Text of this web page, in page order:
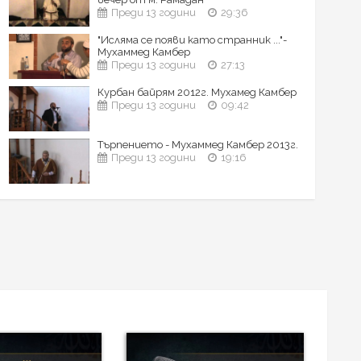
Преди 13 години
29:36
"Исляма се появи като странник ..."-
Мухаммед Камбер
Преди 13 години
27:13
Курбан байрям 2012г. Мухамед Камбер
Преди 13 години
09:42
Търпението - Мухаммед Камбер 2013г.
Преди 13 години
19:16